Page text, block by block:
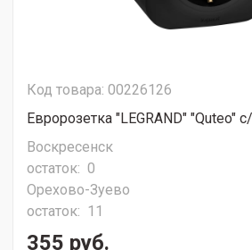
Код товара: 00226126
Евророзетка "LEGRAND" "Quteo"
Воскресенск
остаток: 0
Орехово-Зуево
остаток: 11
355 руб.